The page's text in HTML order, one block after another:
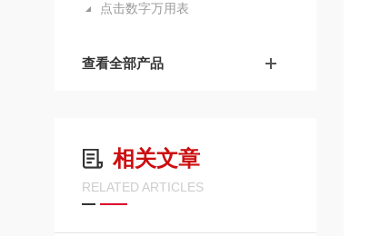
点击数字万用表
查看全部产品
相关文章
RELATED ARTICLES